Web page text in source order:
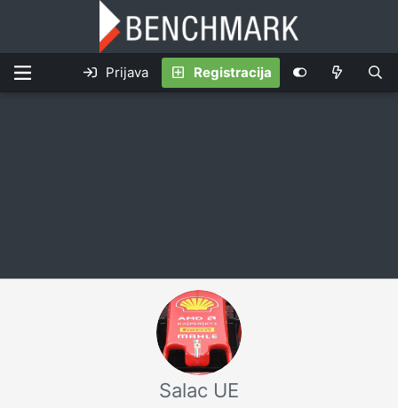
Prijava Registracija
Salac UE